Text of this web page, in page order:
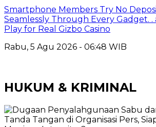
Smartphone Members Try No
Seamlessly Through Every Gadget. .
Play for Real Gizbo Casino
Rabu, 5 Agu 2026 - 06:48 WIB
HUKUM & KRIMINAL